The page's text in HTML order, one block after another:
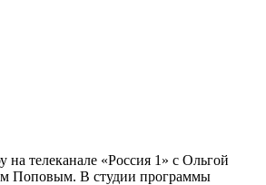
на телеканале «Россия 1» с Ольгой
Поповым. В студии программы